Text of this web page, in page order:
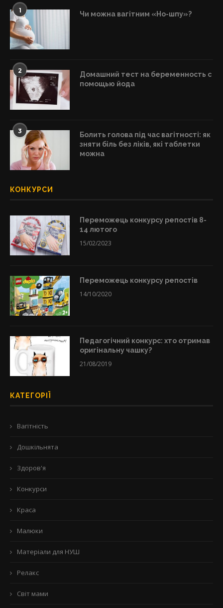
1 Чи можна вагітним «Но-шпу»?
2
Домашний тест на беременность с
помощью йода
3
Болить голова під час вагітності: як
зняти біль без ліків, які таблетки
можна
КОНКУРСИ
Переможець конкурсу репостів 8-
14 лютого
15/02/2023
Переможець конкурсу репостів
14/10/2020
Педагогічний конкурс: хто отримав
оригінальну чашку?
21/08/2019
КАТЕГОРІЇ
Вагітність
Дошкільнята
Здоров'я
Конкурси
Краса
Малюки
Матеріали для НУШ
Релакс
Світ мами